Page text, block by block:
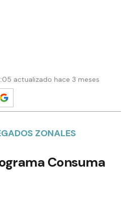
actualizado hace 3 meses
ZONALES
Consuma